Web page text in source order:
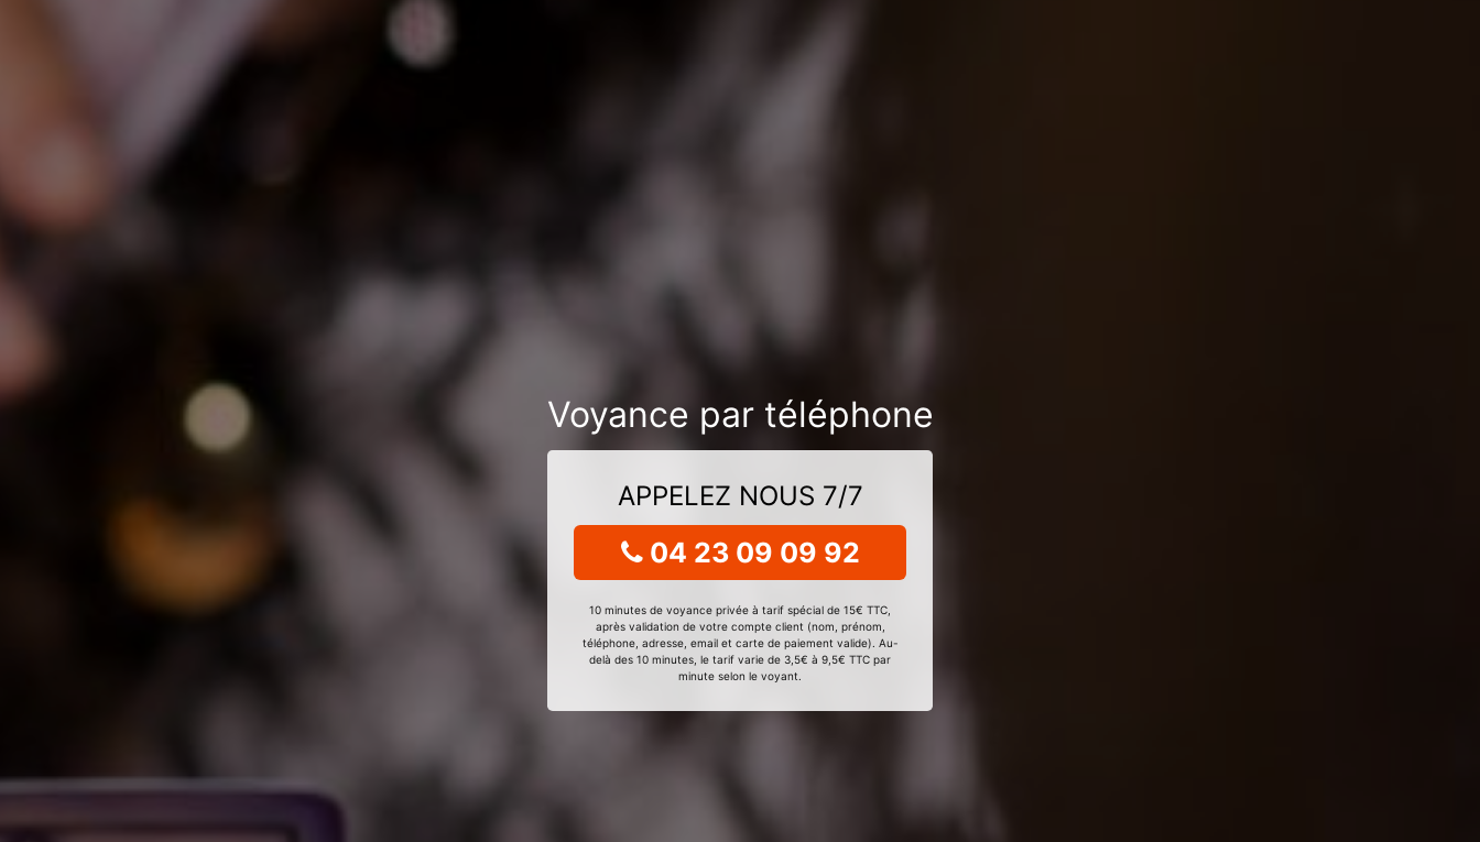
Voyance par téléphone
APPELEZ NOUS 7/7
04 23 09 09 92
10 minutes de voyance privée à tarif spécial de 15€ TTC,
après validation de votre compte client (nom, prénom,
téléphone, adresse, email et carte de paiement valide). Au-
delà des 10 minutes, le tarif varie de 3,5€ à 9,5€ TTC par
minute selon le voyant.